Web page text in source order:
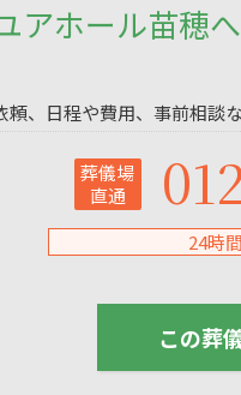
アホール苗穂
頼、日程や費用、事前相談
葬儀場
直通
24時
この葬